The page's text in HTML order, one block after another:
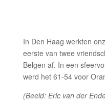
In Den Haag werkten
eerste van twee
Belgen af. In een
werd het 61-54 voor
(Beeld: Eric van der